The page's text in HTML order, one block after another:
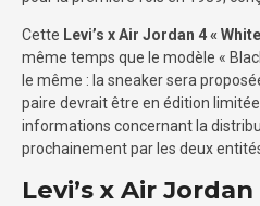
Cette Levi’s x Air Jordan 4 «
même temps que le modèle «
le même : la sneaker sera
paire devrait être en édition
informations concernant la
prochainement par les deux
Levi’s x Air Jordan